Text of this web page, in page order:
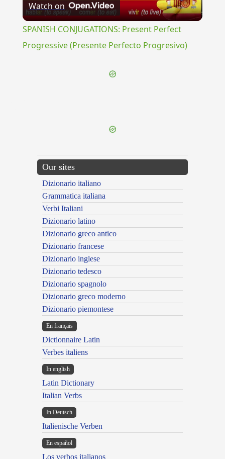
Video
Watch on
SPANISH CONJUGATIONS: Present Perfect
Progressive (Presente Perfecto Progresivo)
Our sites
Dizionario italiano
Grammatica italiana
Verbi Italiani
Dizionario latino
Dizionario greco antico
Dizionario francese
Dizionario inglese
Dizionario tedesco
Dizionario spagnolo
Dizionario greco moderno
Dizionario piemontese
En français
Dictionnaire Latin
Verbes italiens
In english
Latin Dictionary
Italian Verbs
In Deutsch
Italienische Verben
En español
Los verbos italianos